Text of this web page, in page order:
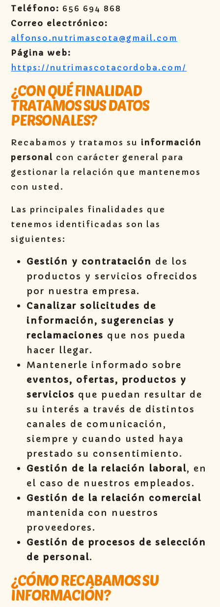
Teléfono: 656 694 868
Correo electrónico:
alfonso.nutrimascota@gmail.com
Página web:
https://nutrimascotacordoba.com/
¿CON QUÉ FINALIDAD
TRATAMOS SUS DATOS
PERSONALES?
Recabamos y tratamos su información
personal con carácter general para
gestionar la relación que mantenemos
con usted.
Las principales finalidades que
tenemos identificadas son las
siguientes:
Gestión y contratación de los
productos y servicios ofrecidos
por nuestra empresa.
Canalizar solicitudes de
información, sugerencias y
reclamaciones que nos pueda
hacer llegar.
Mantenerle informado sobre
eventos, ofertas, productos y
servicios que puedan resultar de
su interés a través de distintos
canales de comunicación,
siempre y cuando usted haya
prestado su consentimiento.
Gestión de la relación laboral, en
el caso de nuestros empleados.
Gestión de la relación comercial
mantenida con nuestros
proveedores.
Gestión de procesos de selección
de personal.
¿CÓMO RECABAMOS SU
INFORMACIÓN?